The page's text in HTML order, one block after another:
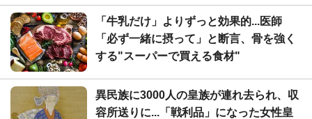
「牛乳だけ」よりずっと効果的...医師
「必ず一緒に摂って」と断言、骨を強く
する"スーパーで買える食材"
異民族に3000人の皇族が連れ去られ、収
容所送りに...「戦利品」になった女性皇